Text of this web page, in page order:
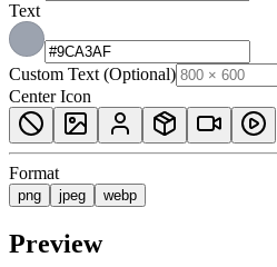
Text
Custom Text (Optional)
Center Icon
Format
png jpeg webp
Preview